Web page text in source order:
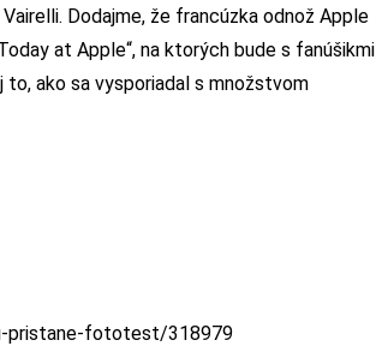
Dodajme, že francúzka odnož Apple
at Apple“, na ktorých bude s fanúšikmi
ako sa vysporiadal s množstvom
pristane-fototest/318979